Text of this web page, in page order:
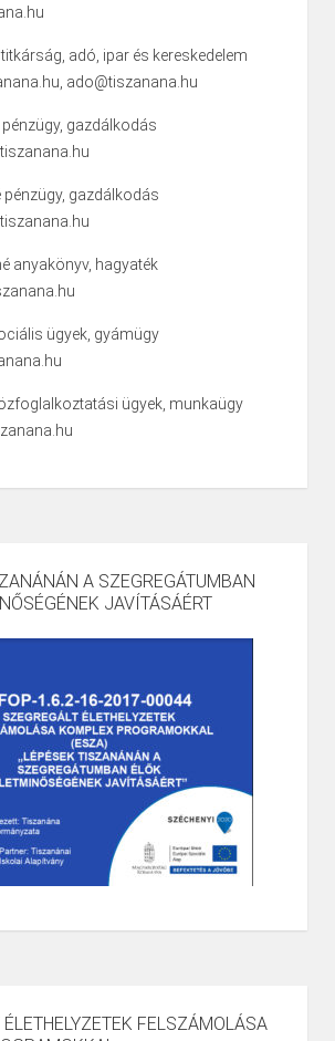
adó, ipar és kereskedelem
ado@tiszanana.hu
gazdálkodás
pénzügy, gazdálkodás
anyakönyv, hagyaték
ügyek, gyámügy
ügyek, munkaügy
A SZEGREGÁTUMBAN
JAVÍTÁSÁÉRT
ÉLETHELYZETEK FELSZÁMOLÁSA